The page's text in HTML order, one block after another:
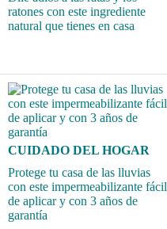
ratones con este ingrediente
natural que tienes en casa
CUIDADO DEL HOGAR
Protege tu casa de las lluvias
con este impermeabilizante fácil
de aplicar y con 3 años de
garantía